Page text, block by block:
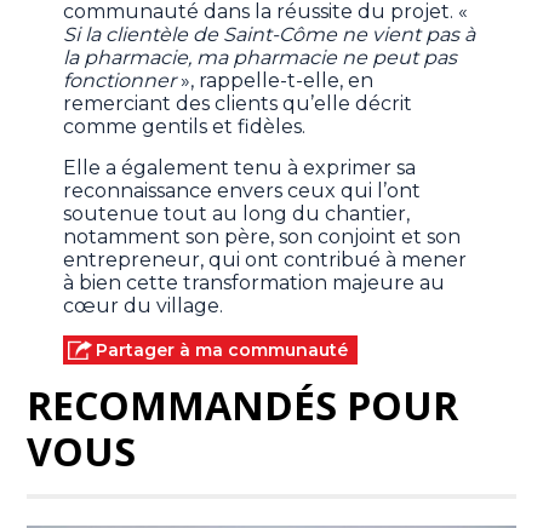
communauté dans la réussite du projet. «
Si la clientèle de Saint-Côme ne vient pas à
la pharmacie, ma pharmacie ne peut pas
fonctionner», rappelle-t-elle, en
remerciant des clients qu’elle décrit
comme gentils et fidèles.
Elle a également tenu à exprimer sa
reconnaissance envers ceux qui l’ont
soutenue tout au long du chantier,
notamment son père, son conjoint et son
entrepreneur, qui ont contribué à mener
à bien cette transformation majeure au
cœur du village.
Partager à ma communauté
RECOMMANDÉS POUR
VOUS